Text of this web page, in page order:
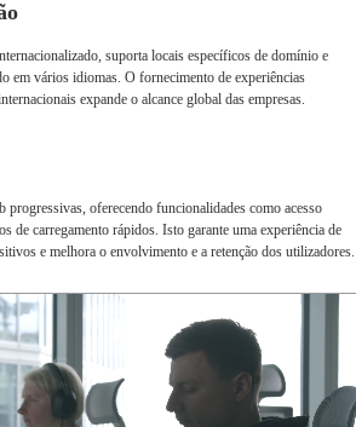
suporta locais específicos de domínio e
em vários idiomas. O fornecimento de experiências
expande o alcance global das empresas.
progressivas, oferecendo funcionalidades como acesso
de carregamento rápidos. Isto garante uma experiência de
e melhora o envolvimento e a retenção dos utilizadores.